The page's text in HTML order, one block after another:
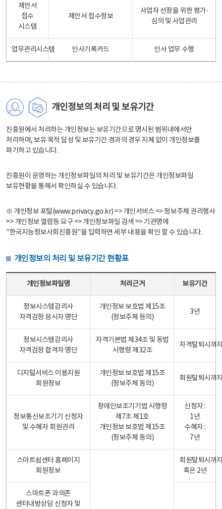
제안서
접수
시스템
제안서 접수정보
사업자 선정을 위한 평가·
심의 및 사업관리
업무관리시스템 인사기록카드 인사 업무 수행
개인정보의 처리 및 보유기간
진흥원에서 처리하는 개인정보는 보유기간으로 명시된 범위내에서만
처리하며, 보유 목적 달성 및 보유기간 경과의 경우 지체 없이 개인정보를
파기하고 있습니다.
진흥원이 운영하는 개인정보파일의 처리 및 보유기간은 개인정보파일
보유현황을 통해서 확인하실 수 있습니다.
※ 개인정보 포털(www.privacy.go.kr) => 개인서비스 => 정보주체 권리행사
=> 개인정보 열람등 요구 => 개인정보파일 검색 => 기관명에
"한국지능정보사회진흥원"을 입력하면 세부 내용을 확인 할 수 있습니다.
개인정보의 처리 및 보유기간 현황표
개인정보파일명 처리근거 보유기간
정보시스템감리사
자격검정 응시자 명단
개인정보 보호법 제15조
(정보주체 등의)
3년
정보시스템감리사
자격검정 합격자 명단
자격기본법 제34조 및 동법
시행령 제32조
자격탈퇴시까
디지털서비스 이용지원
회원정보
개인정보 보호법 제15조
(정보주체 동의)
회원탈퇴시까
정보통신보조기기 신청자
및 수혜자 회원관리
장애인보조기기법 시행령
제7조 제1호
개인정보 보호법 제15조
(정보주체 동의)
신청자 :
1년
수혜자 :
7년
스마트쉼센터 홈페이지
회원정보
회원탈퇴시까
혹은 2년
스마트폰 과의존
센터내방상담 신청자 및